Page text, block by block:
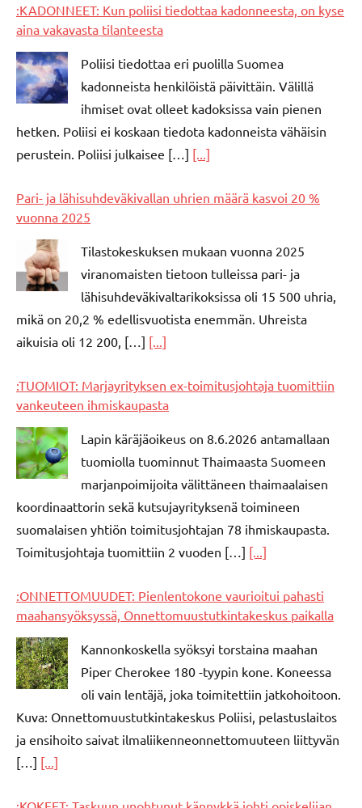
:KADONNEET: Kun poliisi tiedottaa kadonneesta, on kyse
aina vakavasta tilanteesta
Poliisi tiedottaa eri puolilla Suomea
kadonneista henkilöistä päivittäin. Välillä
ihmiset ovat olleet kadoksissa vain pienen
hetken. Poliisi ei koskaan tiedota kadonneista vähäisin
perustein. Poliisi julkaisee […] [...]
Pari- ja lähisuhdeväkivallan uhrien määrä kasvoi 20 %
vuonna 2025
Tilastokeskuksen mukaan vuonna 2025
viranomaisten tietoon tulleissa pari- ja
lähisuhdeväkivaltarikoksissa oli 15 500 uhria,
mikä on 20,2 % edellisvuotista enemmän. Uhreista
aikuisia oli 12 200, […] [...]
:TUOMIOT: Marjayrityksen ex-toimitusjohtaja tuomittiin
vankeuteen ihmiskaupasta
Lapin käräjäoikeus on 8.6.2026 antamallaan
tuomiolla tuominnut Thaimaasta Suomeen
marjanpoimijoita välittäneen thaimaalaisen
koordinaattorin sekä kutsujayrityksenä toimineen
suomalaisen yhtiön toimitusjohtajan 78 ihmiskaupasta.
Toimitusjohtaja tuomittiin 2 vuoden […] [...]
:ONNETTOMUUDET: Pienlentokone vaurioitui pahasti
maahansyöksyssä, Onnettomuustutkintakeskus paikalla
Kannonkoskella syöksyi torstaina maahan
Piper Cherokee 180 -tyypin kone. Koneessa
oli vain lentäjä, joka toimitettiin jatkohoitoon.
Kuva: Onnettomuustutkintakeskus Poliisi, pelastuslaitos
ja ensihoito saivat ilmaliikenneonnettomuuteen liittyvän
[…] [...]